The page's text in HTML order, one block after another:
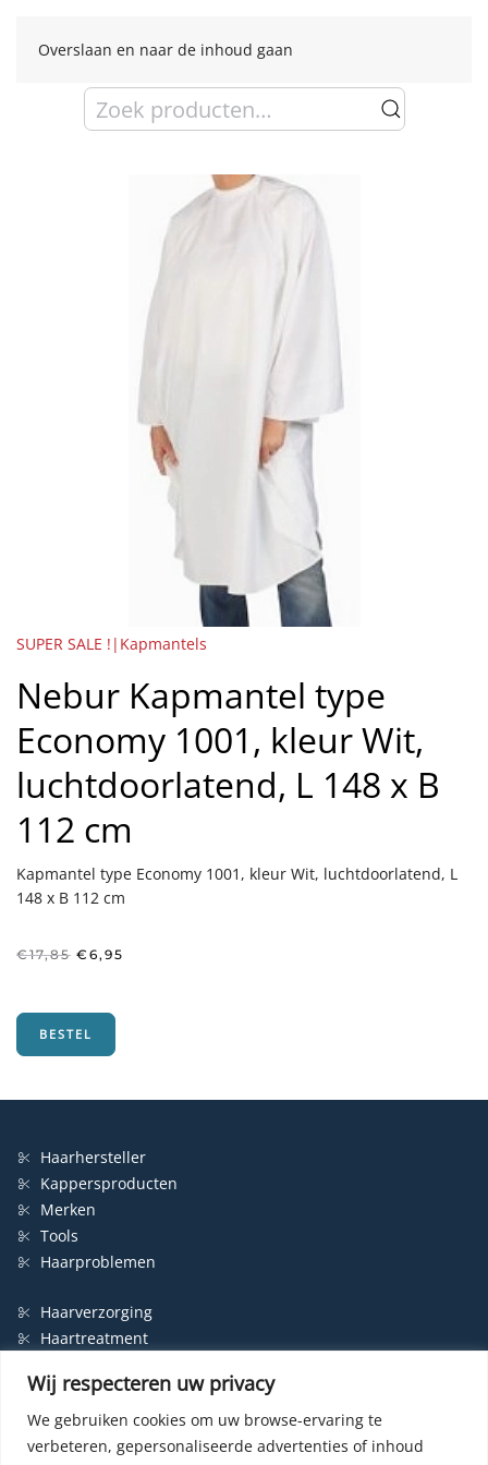
Wij respecteren uw privacy
We gebruiken cookies om uw browse-ervaring te
verbeteren, gepersonaliseerde advertenties of inhoud
Overslaan en naar de inhoud gaan
Zoeken
naar:
SUPER SALE !|Kapmantels
Nebur Kapmantel type
Economy 1001, kleur Wit,
luchtdoorlatend, L 148 x B
112 cm
Kapmantel type Economy 1001, kleur Wit, luchtdoorlatend, L
148 x B 112 cm
€17,85 Oorspronkelijke
€ 6,95
BESTEL
Haarhersteller
Kappersproducten
Merken
Tools
Haarproblemen
Haarverzorging
Haartreatment
Styling
Shampoo